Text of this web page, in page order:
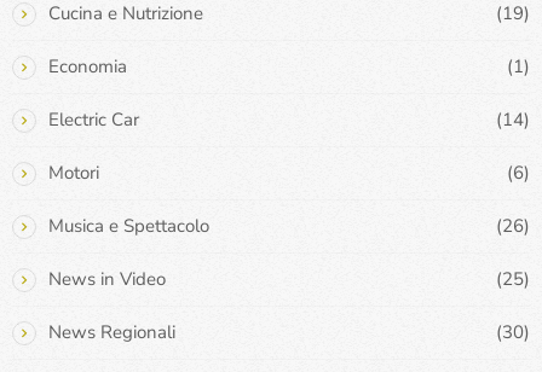
Cucina e Nutrizione (19)
Economia (1)
Electric Car (14)
Motori (6)
Musica e Spettacolo (26)
News in Video (25)
News Regionali (30)